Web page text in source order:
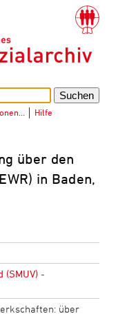
Hilfe
über den
in Baden,
-
über